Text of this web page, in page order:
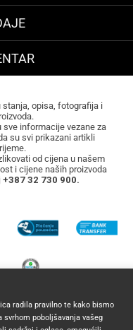
opisa, fotografija i
informacije vezane za
su svi prikazani artikli
od cijena u našem
i cijene naših proizvoda
+387 32 730 900.
prava zadržana.
radila pravilno te kako bismo
poboljšavanja vašeg